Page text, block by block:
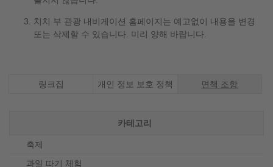
치치 부 관광 내비게이션 홈페이지는 예고없이 내용을 변경
또는 삭제할 수 있습니다. 미리 양해 바랍니다.
링크집 개인 정보 보호 정책 면책 조항
카테고리
축제
과일 따기 체험